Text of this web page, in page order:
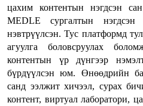
цахим контентын нэгдсэн
MEDLE сургалтын нэгдсэн
нэвтрүүлсэн. Тус платформд
агуулга боловсруулах
контентын үр дүнгээр
бүрдүүлсэн юм. Өнөөдрийн
санд ээлжит хичээл, сурах
контент, виртуал лаборатори,